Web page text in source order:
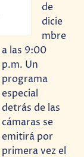
de
dicie
mbre
a las 9:00
p.m. Un
programa
especial
detrás de las
cámaras se
emitirá por
primera vez el